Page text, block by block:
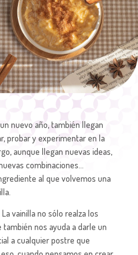
nuevo año, también llegan
probar y experimentar en la
aunque llegan nuevas ideas,
combinaciones…
al que volvemos una
vainilla no sólo realza los
también nos ayuda a darle un
a cualquier postre que